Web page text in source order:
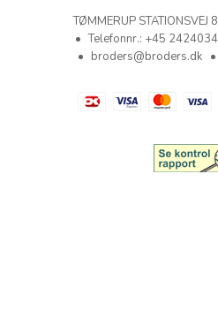
TØMMERUP STATIONSVEJ
Telefonnr.: +45
broders@broders.dk